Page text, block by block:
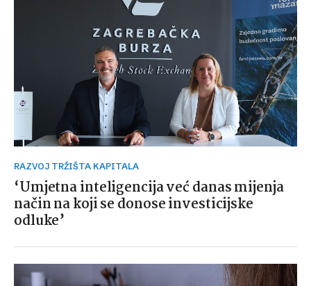
RAZVOJ TRŽIŠTA KAPITALA
‘Umjetna inteligencija već danas mijenja
način na koji se donose investicijske
odluke’